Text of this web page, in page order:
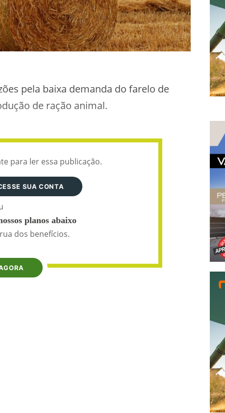
pela baixa demanda do farelo de
de ração animal.
para ler essa publicação.
SUA CONTA
planos abaixo
dos benefícios.